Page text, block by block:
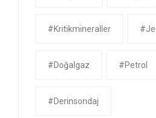
#kritikmineraller
#doğalgaz #petrol
#derinsondaj